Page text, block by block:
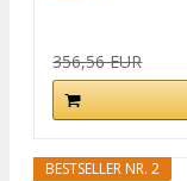
356,56 EUR
BESTSELLER NR. 2